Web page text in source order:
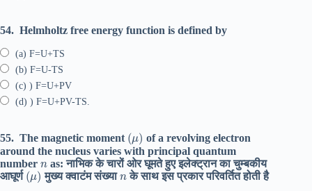
54. Helmholtz free energy function is defined by
(a) F=U+TS
(b) F=U-TS
(c) ) F=U+PV
(d) ) F=U+PV-TS.
55. The magnetic moment ( ) of a revolving electron
around the nucleus varies with principal quantum
number nas: नाभिक के चारों ओर घूमते हुए इलेक्ट्रान का चुम्बकीय
आघूर्ण(μ) मुख्य क्वाटंम संख्याn के साथ इस प्रकार परिवर्तित होती है